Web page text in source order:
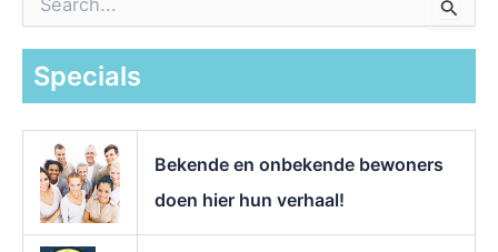
a
Specials
Bekende en onbekende bewoners
doen hier hun verhaal!